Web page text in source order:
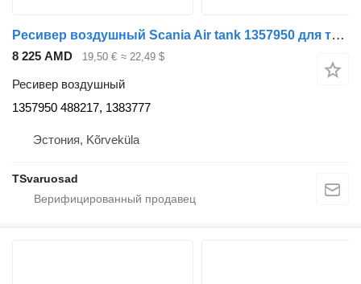
Ресивер воздушный Scania Air tank 1357950 для тягача Scania R410
8 225 AMD 19,50 € ≈ 22,49 $
Ресивер воздушный
1357950 488217, 1383777
Эстония, Kõrveküla
TSvaruosad